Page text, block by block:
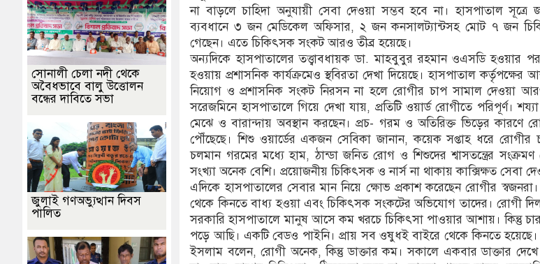
না বাড়লে চাহিদা অনুযায়ী সেবা দেওয়া সম্ভব হবে না। হাসপাতাল
ব্যবধানে ৩ জন মেডিকেল অফিসার, ২ জন কনসালট্যান্টসহ মোট ৭ জন
গেছেন। এতে চিকিৎসক সংকট আরও তীব্র হয়েছে।
অন্যদিকে হাসপাতালের তত্ত্বাবধায়ক ডা. মাহবুবুর রহমান ওএসডি হওয়ার
হওয়ায় প্রশাসনিক কার্যক্রমেও স্থবিরতা দেখা দিয়েছে। হাসপাতাল
নিয়োগ ও প্রশাসনিক সংকট নিরসন না হলে রোগীর চাপ সামাল দেওয়া
সরেজমিনে হাসপাতালে গিয়ে দেখা যায়, প্রতিটি ওয়ার্ড রোগীতে পরিপূর্ণ।
মেঝে ও বারান্দায় অবস্থান করছেন। প্রচ- গরম ও অতিরিক্ত ভিড়ের কারণে
পৌঁছেছে। শিশু ওয়ার্ডের একজন সেবিকা জানান, কয়েক সপ্তাহ ধরে রোগীর
চলমান গরমের মধ্যে হাম, ঠান্ডা জনিত রোগ ও শিশুদের শ্বাসতন্ত্রের
সংখ্যা অনেক বেশি। প্রয়োজনীয় চিকিৎসক ও নার্স না থাকায় কাক্সিক্ষত সেবা
এদিকে হাসপাতালের সেবার মান নিয়ে ক্ষোভ প্রকাশ করেছেন রোগীর
থেকে কিনতে বাধ্য হওয়া এবং চিকিৎসক সংকটের অভিযোগ তাদের। রোগী
সরকারি হাসপাতালে মানুষ আসে কম খরচে চিকিৎসা পাওয়ার আশায়। কিন্তু
পড়ে আছি। একটি বেডও পাইনি। প্রায় সব ওষুধই বাইরে থেকে কিনতে
ইসলাম বলেন, রোগী অনেক, কিন্তু ডাক্তার কম। সকালে একবার ডাক্তার
সোনালী চেলা নদী থেকে
অবৈধভাবে বালু উত্তোলন
বন্ধের দাবিতে সভা
জুলাই গণঅভ্যুত্থান দিবস
পালিত